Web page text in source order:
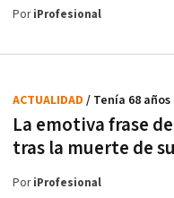
PoriProfesional
La emotiva frase
tras la muerte de
ACTUALIDAD / Tenía 68 años
PoriProfesional